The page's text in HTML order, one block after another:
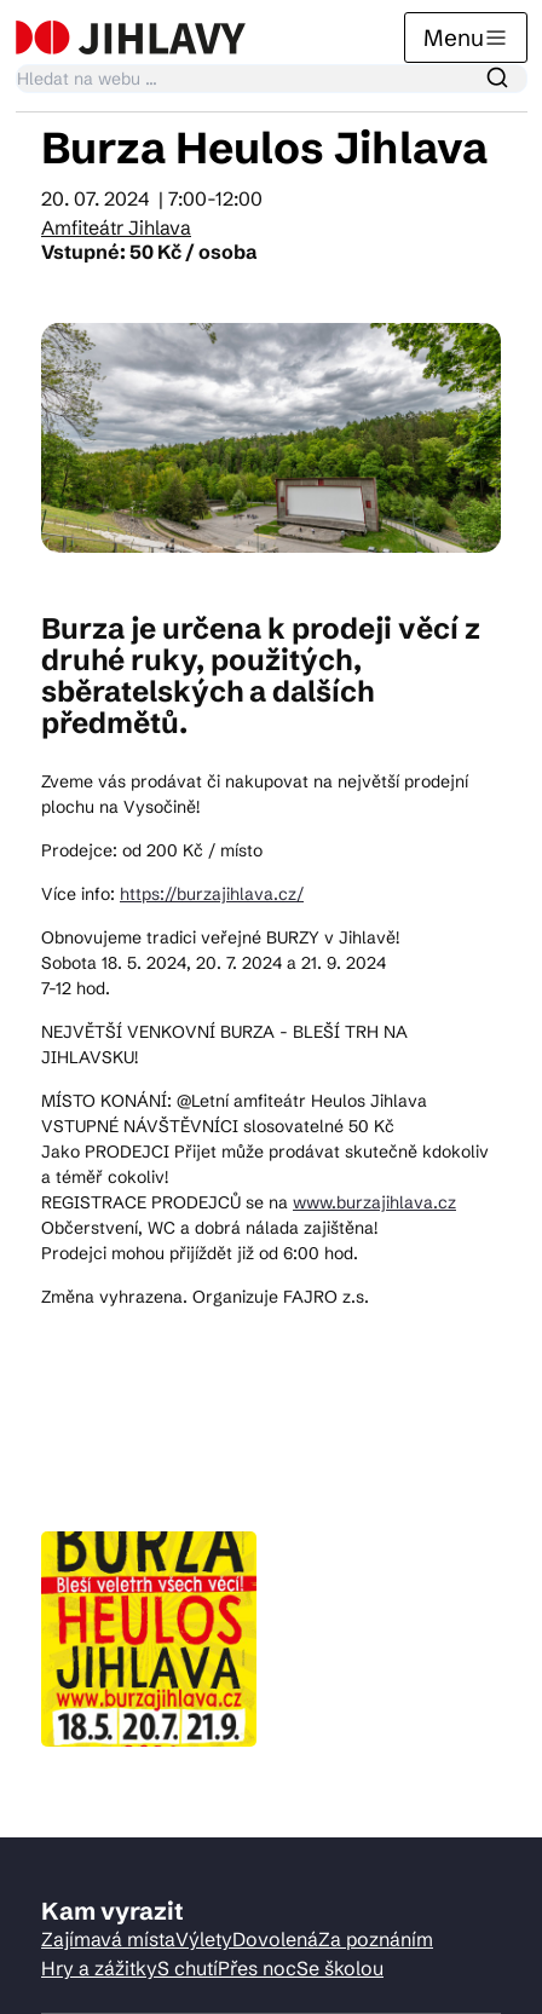
Menu
Kalendář akcí
Tradiční akce
Články
Suvenýry
Praktické info
Kam vyrazit
CS
Burza Heulos Jihlava
20. 07. 2024 | 7:00-12:00
Amfiteátr Jihlava
Vstupné: 50 Kč / osoba
Burza je určena k prodeji věcí z
druhé ruky, použitých,
sběratelských a dalších
předmětů.
Zveme vás prodávat či nakupovat na největší prodejní
plochu na Vysočině!
Prodejce: od 200 Kč / místo
Více info: https://burzajihlava.cz/
Obnovujeme tradici veřejné BURZY v Jihlavě!
Sobota 18. 5. 2024, 20. 7. 2024 a 21. 9. 2024
7-12 hod.
NEJVĚTŠÍ VENKOVNÍ BURZA - BLEŠÍ TRH NA
JIHLAVSKU!
MÍSTO KONÁNÍ: @Letní amfiteátr Heulos Jihlava
VSTUPNÉ NÁVŠTĚVNÍCI slosovatelné 50 Kč
Jako PRODEJCI Přijet může prodávat skutečně kdokoliv
a téměř cokoliv!
REGISTRACE PRODEJCŮ se na www.burzajihlava.cz
Občerstvení, WC a dobrá nálada zajištěna!
Prodejci mohou přijíždět již od 6:00 hod.
Změna vyhrazena. Organizuje FAJRO z.s.
Kam vyrazit
Zajímavá místaVýletyDovolenáZa poznáním
Hry a zážitkyS chutíPřes nocSe školou